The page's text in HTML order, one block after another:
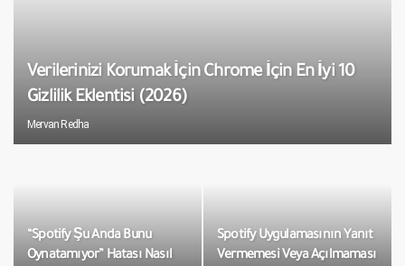
Verilerinizi Korumak İçin Chrome İçin En İyi 10
Gizlilik Eklentisi (2026)
Mervan Redha
“Spotify Şu Anda Bunu
Oynatamıyor” Hatası Nasıl
Spotify Uygulamasının Yanıt
Vermemesi Veya Açılmaması